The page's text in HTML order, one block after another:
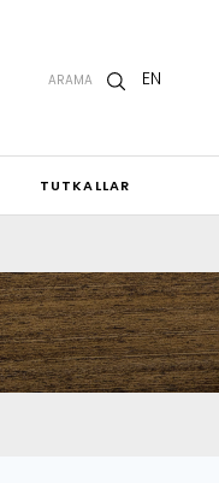
ARAMA EN
TUTKALLAR